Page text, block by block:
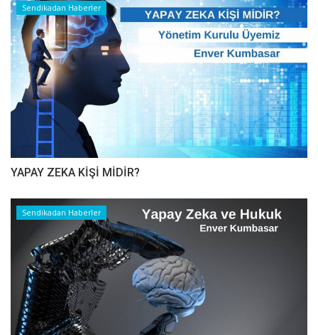
Sendikadan Haberler
YAPAY ZEKA KİŞİ MİDİR?
Sendikadan Haberler